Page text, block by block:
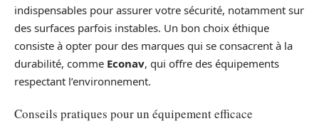
indispensables pour assurer votre sécurité, notamment sur
des surfaces parfois instables. Un bon choix éthique
consiste à opter pour des marques qui se consacrent à la
durabilité, comme Econav, qui offre des équipements
respectant l’environnement.
Conseils pratiques pour un équipement efficace